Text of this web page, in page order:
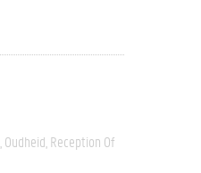
Oudheid Reception Of